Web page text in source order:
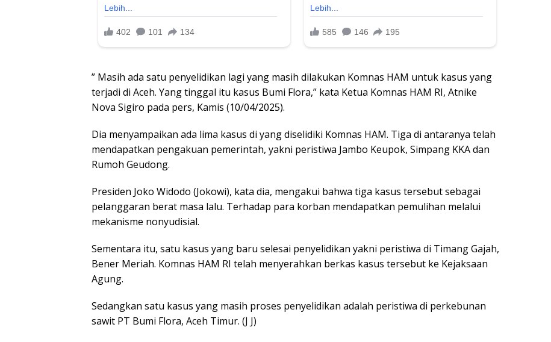
” Masih ada satu penyelidikan lagi yang masih dilakukan Komnas HAM untuk kasus yang
terjadi di Aceh. Yang tinggal itu kasus Bumi Flora,” kata Ketua Komnas HAM RI, Atnike
Nova Sigiro pada pers, Kamis (10/04/2025).
Dia menyampaikan ada lima kasus di yang diselidiki Komnas HAM. Tiga di antaranya telah
mendapatkan pengakuan pemerintah, yakni peristiwa Jambo Keupok, Simpang KKA dan
Rumoh Geudong.
Presiden Joko Widodo (Jokowi), kata dia, mengakui bahwa tiga kasus tersebut sebagai
pelanggaran berat masa lalu. Terhadap para korban mendapatkan pemulihan melalui
mekanisme nonyudisial.
Sementara itu, satu kasus yang baru selesai penyelidikan yakni peristiwa di Timang Gajah,
Bener Meriah. Komnas HAM RI telah menyerahkan berkas kasus tersebut ke Kejaksaan
Agung.
Sedangkan satu kasus yang masih proses penyelidikan adalah peristiwa di perkebunan
sawit PT Bumi Flora, Aceh Timur. (J J)